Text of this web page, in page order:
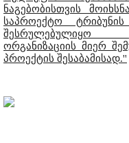
ნაგებობისთვის
საპროექტო
შესრულებულიყო
ორგანიზაციის მიერ
პროექტის შესაბამისად.''